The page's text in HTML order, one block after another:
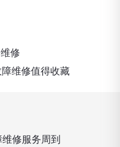
修
维修值得收藏
修服务周到